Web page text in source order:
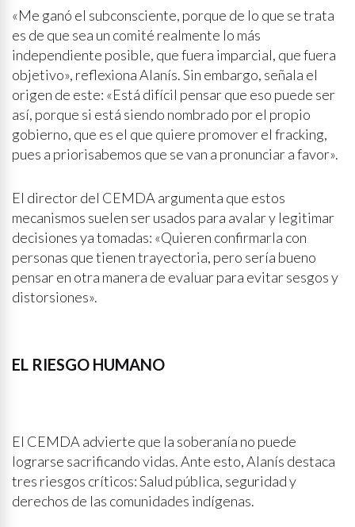
«Me ganó el subconsciente, porque de lo que se trata
es de que sea un comité realmente lo más
independiente posible, que fuera imparcial, que fuera
objetivo», reflexiona Alanís. Sin embargo, señala el
origen de este: «Está difícil pensar que eso puede ser
así, porque si está siendo nombrado por el propio
gobierno, que es el que quiere promover el fracking,
pues a priorisabemos que se van a pronunciar a favor».
El director del CEMDA argumenta que estos
mecanismos suelen ser usados para avalar y legitimar
decisiones ya tomadas: «Quieren confirmarla con
personas que tienen trayectoria, pero sería bueno
pensar en otra manera de evaluar para evitar sesgos y
distorsiones».
EL RIESGO HUMANO
El CEMDA advierte que la soberanía no puede
lograrse sacrificando vidas. Ante esto, Alanís destaca
tres riesgos críticos: Salud pública, seguridad y
derechos de las comunidades indígenas.